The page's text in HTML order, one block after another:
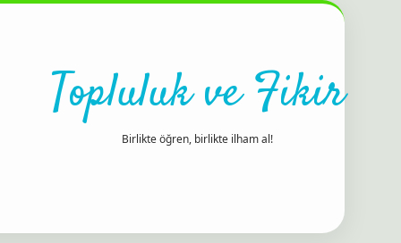
Topluluk ve Fikir
Birlikte öğren, birlikte ilham al!